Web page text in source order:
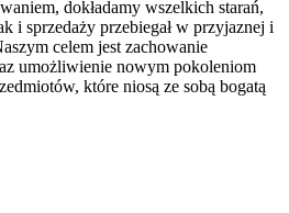
dokładamy wszelkich starań,
i sprzedaży przebiegał w przyjaznej i
celem jest zachowanie
umożliwienie nowym pokoleniom
które niosą ze sobą bogatą